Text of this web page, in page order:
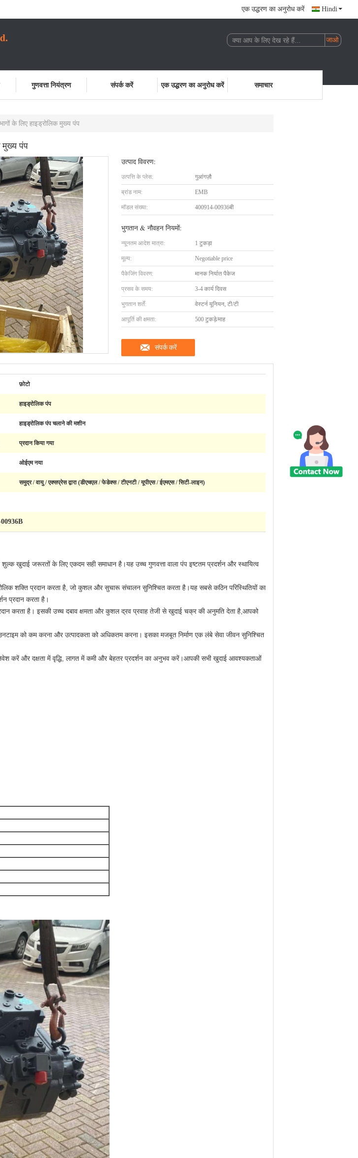
एक उद्धरण का अनुरोध करें Hindi
गुणवत्ता नियंत्रण संपर्क करें एक उद्धरण का अनुरोध करें समाचार
के लिए हाइड्रोलिक मुख्य पंप
मुख्य पंप
उत्पाद विवरण:
उत्पत्ति के प्लेस: गुआंगज़ौ
ब्रांड नाम: EMB
मॉडल संख्या: 400914-00936बी
भुगतान & नौवहन नियमों:
न्यूनतम आदेश मात्रा: 1 टुकड़ा
मूल्य: Negotiable price
पैकेजिंग विवरण: मानक निर्यात पैकेज
प्रसव के समय: 3-4 कार्य दिवस
भुगतान शर्तें: वेस्टर्न यूनियन, टी/टी
आपूर्ति की क्षमता: 500 टुकड़े/माह
संपर्क करें
फ़ोटो
हाइड्रोलिक पंप
हाइड्रोलिक पंप चलाने की मशीन
प्रदान किया गया
ओईएम नया
समुद्र / वायु / एक्सप्रेस द्वारा (डीएचएल / फेडेक्स / टीएनटी / यूपीएस / ईएमएस / सिटी-लाइन)
खुदाई जरूरतों के लिए एकदम सही समाधान है।यह उच्च गुणवत्ता वाला पंप इष्टतम प्रदर्शन और स्थायित्व
शक्ति प्रदान करता है, जो कुशल और सुचारू संचालन सुनिश्चित करता है।यह सबसे कठिन परिस्थितियों का
प्रदान करता है।
करता है। इसकी उच्च दबाव क्षमता और कुशल द्रव प्रवाह तेजी से खुदाई चक्र की अनुमति देता है,आपको
को कम करना और उत्पादकता को अधिकतम करना। इसका मजबूत निर्माण एक लंबे सेवा जीवन सुनिश्चित
करें और दक्षता में वृद्धि, लागत में कमी और बेहतर प्रदर्शन का अनुभव करें।आपकी सभी खुदाई आवश्यकताओं